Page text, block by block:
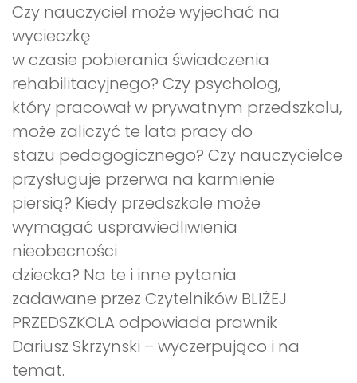
Czy nauczyciel może wyjechać na
wycieczkę
w czasie pobierania świadczenia
rehabilitacyjnego? Czy psycholog,
który pracował w prywatnym przedszkolu,
może zaliczyć te lata pracy do
stażu pedagogicznego? Czy nauczycielce
przysługuje przerwa na karmienie
piersią? Kiedy przedszkole może
wymagać usprawiedliwienia
nieobecności
dziecka? Na te i inne pytania
zadawane przez Czytelników BLIŻEJ
PRZEDSZKOLA odpowiada prawnik
Dariusz Skrzynski – wyczerpująco i na
temat.